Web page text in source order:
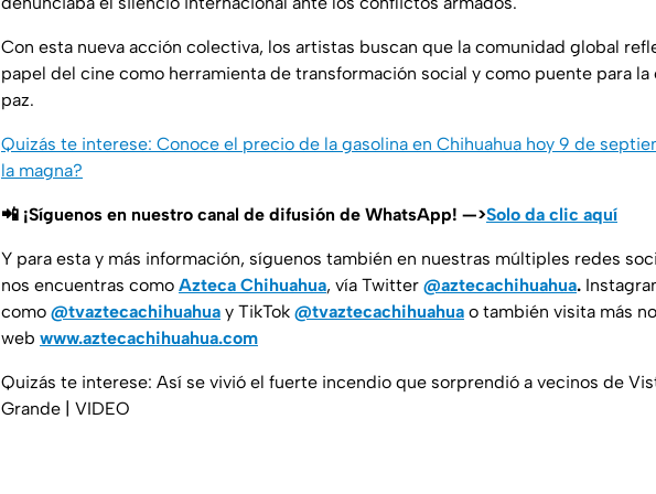
Con esta nueva acción colectiva, los artistas buscan que la comunidad global
papel del cine como herramienta de transformación social y como puente para
paz.
Quizás te interese: Conoce el precio de la gasolina en Chihuahua hoy 9 de
la magna?
📲 ¡Síguenos en nuestro canal de difusión de WhatsApp! —>Solo da clic aquí
Y para esta y más información, síguenos también en nuestras múltiples redes
nos encuentras como Azteca Chihuahua, vía Twitter @aztecachihuahua.
como @tvaztecachihuahua y TikTok @tvaztecachihuahua o también visita más
web www.aztecachihuahua.com
Quizás te interese: Así se vivió el fuerte incendio que sorprendió a vecinos de
Grande | VIDEO